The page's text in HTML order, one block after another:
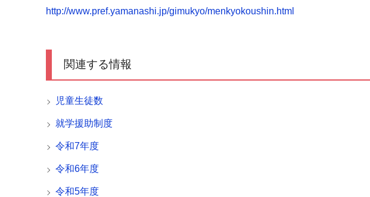
http://www.pref.yamanashi.jp/gimukyo/menkyokoushin.html
関連する情報
児童生徒数
就学援助制度
令和7年度
令和6年度
令和5年度